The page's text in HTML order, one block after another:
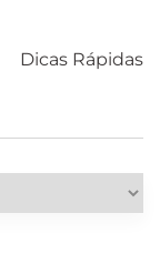
Dicas Rápidas
diários
cabelos